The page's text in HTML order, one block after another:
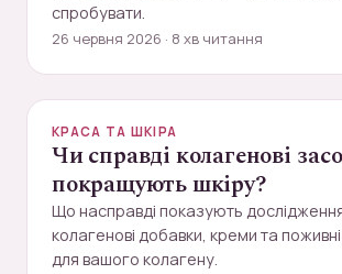
спробувати.
26 червня 2026 · 8 хв читання
КРАСА ТА ШКІРА
Чи справді колагенові
покращують шкіру?
Що насправді показують
колагенові добавки, креми та
для вашого колагену.